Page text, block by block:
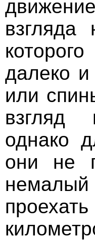
далеко и
или
взгляд
однако
они не